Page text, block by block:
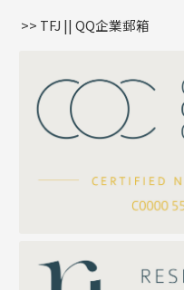
公司名稱
嘴唇鏈系列
S車花鏈系列
珍珠鏈系列
坦克鏈系列
滿天星鏈系列
方假繩鏈系列
星座吊墜
珠扣
>> TFJ || QQ企業郵箱